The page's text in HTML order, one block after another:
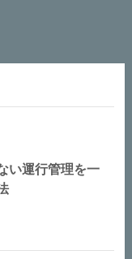
い運行管理を一